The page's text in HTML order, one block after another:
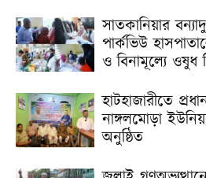
সাতকানিয়ার
পার্কভিউ
ও বিনামূল্যে ওষুধ
হাটহাজারীতে
নাঙ্গলমোড়া
অনুষ্ঠিত